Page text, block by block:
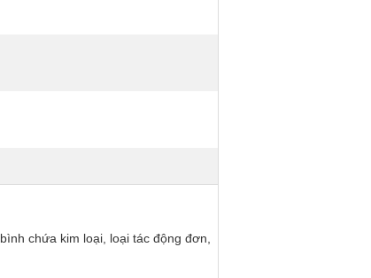
chứa kim loại, loại tác động đơn,